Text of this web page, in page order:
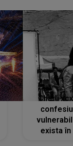
Charli
exista